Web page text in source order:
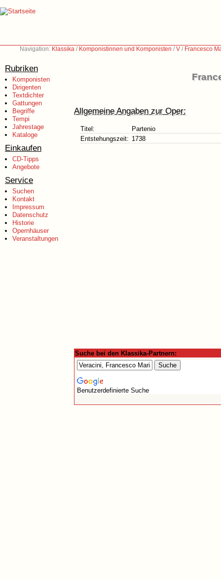
Navigation: Klassika / Komponistinnen und Komponisten /V / Francesco
Rubriken
Komponisten
Dirigenten
Textdichter
Gattungen
Begriffe
Tempi
Jahrestage
Kataloge
Einkaufen
CD-Tipps
Angebote
Service
Suchen
Kontakt
Impressum
Datenschutz
Historie
Opernhäuser
Veranstaltungen
Allgemeine Angaben zur Oper:
Titel:
Partenio
Entstehungszeit: 1738
Suche bei den Klassika-Partnern:
Benutzerdefinierte Suche